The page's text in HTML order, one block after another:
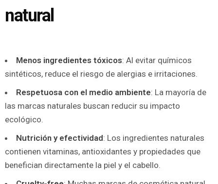
natural
Menos ingredientes tóxicos: Al evitar químicos
sintéticos, reduce el riesgo de alergias e irritaciones.
Respetuosa con el medio ambiente: La mayoría de
las marcas naturales buscan reducir su impacto
ecológico.
Nutrición y efectividad: Los ingredientes naturales
contienen vitaminas, antioxidantes y propiedades que
benefician directamente la piel y el cabello.